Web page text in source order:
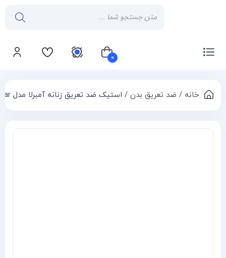
۰
سبد خرید شما خالی است خانه / ضد تعریق بدن / استیک ضد تعریق زنانه آمبرلا مدل Soft Clear حجم 75 میلی لیتر